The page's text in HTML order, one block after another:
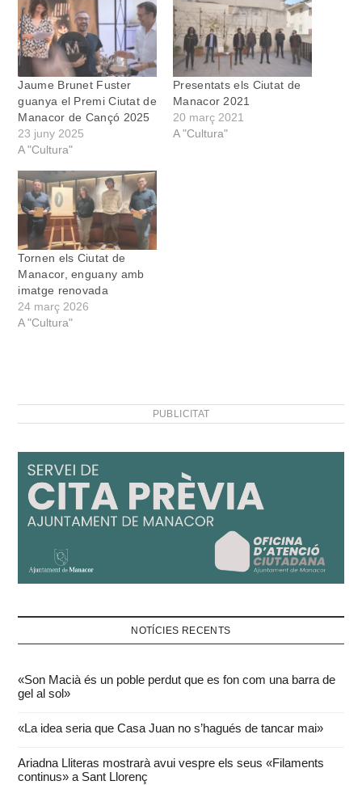
Jaume Brunet Fuster
guanya el Premi Ciutat de
Manacor de Cançó 2025
23 juny 2025
A "Cultura"
Presentats els Ciutat de
Manacor 2021
20 març 2021
A "Cultura"
Tornen els Ciutat de
Manacor, enguany amb
imatge renovada
24 març 2026
A "Cultura"
PUBLICITAT
NOTÍCIES RECENTS
«Son Macià és un poble perdut que es fon com una barra de
gel al sol»
«La idea seria que Casa Juan no s’hagués de tancar mai»
Ariadna Lliteras mostrarà avui vespre els seus «Filaments
continus» a Sant Llorenç